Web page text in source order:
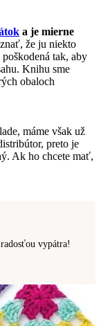
a je mierne
že ju niekto
tak, aby
Knihu sme
obaloch
máme však už
preto je
Ak ho chcete mať,
vypátra!